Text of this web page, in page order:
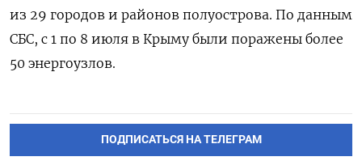
из 29 городов и районов полуострова. По данным
СБС, с 1 по 8 июля в Крыму были поражены более
50 энергоузлов.
ПОДПИСАТЬСЯ НА ТЕЛЕГРАМ